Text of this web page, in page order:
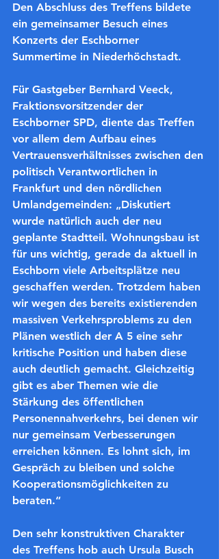
Den Abschluss des Treffens bildete
ein gemeinsamer Besuch eines
Konzerts der Eschborner
Summertime in Niederhöchstadt.
Für Gastgeber Bernhard Veeck,
Fraktionsvorsitzender der
Eschborner SPD, diente das Treffen
vor allem dem Aufbau eines
Vertrauensverhältnisses zwischen den
politisch Verantwortlichen in
Frankfurt und den nördlichen
Umlandgemeinden: „Diskutiert
wurde natürlich auch der neu
geplante Stadtteil. Wohnungsbau ist
für uns wichtig, gerade da aktuell in
Eschborn viele Arbeitsplätze neu
geschaffen werden. Trotzdem haben
wir wegen des bereits existierenden
massiven Verkehrsproblems zu den
Plänen westlich der A 5 eine sehr
kritische Position und haben diese
auch deutlich gemacht. Gleichzeitig
gibt es aber Themen wie die
Stärkung des öffentlichen
Personennahverkehrs, bei denen wir
nur gemeinsam Verbesserungen
erreichen können. Es lohnt sich, im
Gespräch zu bleiben und solche
Kooperationsmöglichkeiten zu
beraten.“
Den sehr konstruktiven Charakter
des Treffens hob auch Ursula Busch